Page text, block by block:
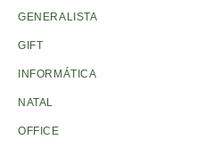
GENERALISTA
GIFT
INFORMÁTICA
NATAL
OFFICE